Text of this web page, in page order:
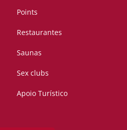
Points
Restaurantes
Saunas
Sex clubs
Apoio Turístico